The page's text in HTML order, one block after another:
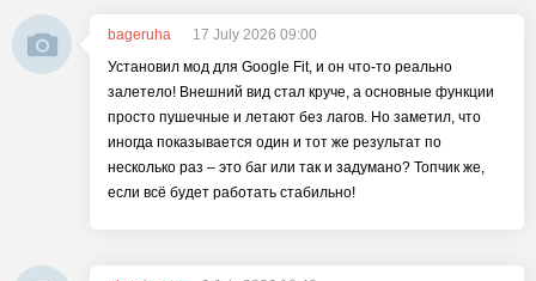
bageruha
17 July 2026 09:00
Установил мод для Google Fit, и он что-то реально
залетело! Внешний вид стал круче, а основные функции
просто пушечные и летают без лагов. Но заметил, что
иногда показывается один и тот же результат по
несколько раз – это баг или так и задумано? Топчик же,
если всё будет работать стабильно!